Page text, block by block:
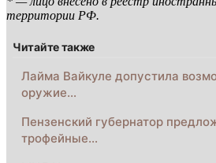
территории РФ.
Читайте также
Лайма Вайкуле допустила
оружие…
Пензенский губернатор
трофейные…